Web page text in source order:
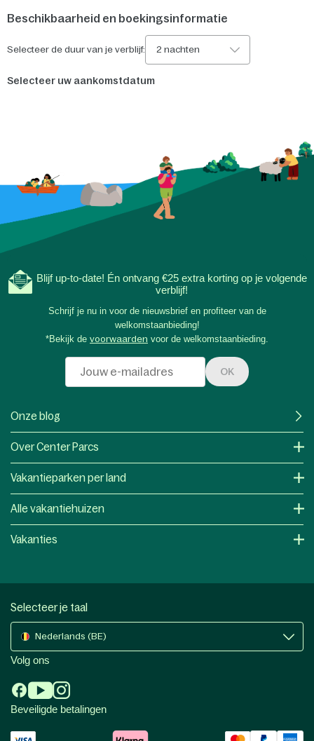
Beschikbaarheid en boekingsinformatie
Selecteer de duur van je verblijf: 2 nachten
Selecteer uw aankomstdatum
Blijf up-to-date! Én ontvang €25 extra korting op je volgende
verblijf!
Schrijf je nu in voor de nieuwsbrief en profiteer van de
welkomstaanbieding!
*Bekijk de voorwaarden voor de welkomstaanbieding.
OK
Onze blog
Over Center Parcs
Vakantieparken per land
Alle vakantiehuizen
Vakanties
Selecteer je taal
Nederlands (BE)
Volg ons
Beveiligde betalingen